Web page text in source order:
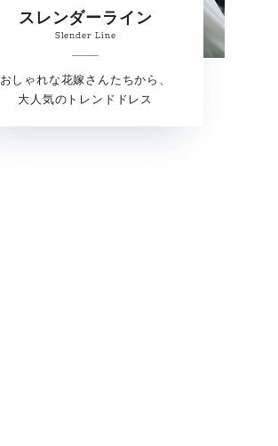
スレンダーライン
Slender Line
おしゃれな花嫁さんたちから、
大人気のトレンドドレス